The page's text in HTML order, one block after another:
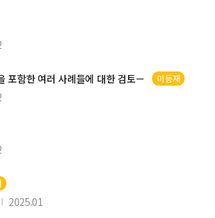
포함한 여러 사례들에 대한 검토－ 미등재
2025.01